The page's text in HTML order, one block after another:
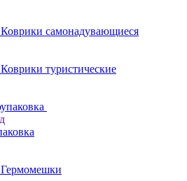
Коврики самонадувающиеся
Коврики туристические
Гермомешки